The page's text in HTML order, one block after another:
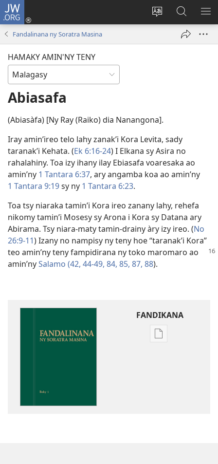
JW.ORG
Hiova
Hiditra
(manokatra
ato
Amin’ny
Fandalinana ny Soratra Masina
HAMAKY AMIN'NY TENY
Abiasafa
(Abiasàfa) [Ny Ray (Raiko) dia Nanangona].
Iray amin’ireo telo lahy zanak’i Kora Levita, sady
taranak’i Kehata. (Ek 6:16-24) I Elkana sy Asira no
rahalahiny. Toa izy ihany ilay Ebiasafa voaresaka ao
amin’ny 1 Tantara 6:37, ary angamba koa ao amin’ny
1 Tantara 9:19sy ny 1 Tantara 6:23.
Toa tsy niaraka tamin’i Kora ireo zanany lahy, rehefa
nikomy tamin’i Mosesy sy Arona i Kora sy Datana ary
Abirama. Tsy niara-maty tamin-drainy àry izy ireo. (No
26:9-11) Izany no nampisy ny teny hoe “taranak’i Kora”
teo amin’ny teny fampidirana ny toko maromaro ao
amin’nySalamo (42, 44-49, 84, 85, 87, 88).
FANDIKANA
Fandikana